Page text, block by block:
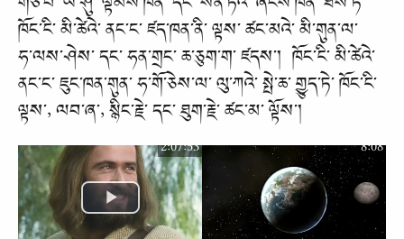
ཁོང༌ངི༌ མི༌ཚེའེ༌ ནང༌ང༌ ཛད༌ཁན༌ནི༌ ལྟས༌ ཚང༌མའེ༌ མི༌གུན༌ལ༌
ཧ༌ལས༌ཤེས༌ དང༌ ཧན༌གྲང༌ ཆ༌ཅུག༌ག༌ ཛདས༌། ཁོང༌ངི༌ མི༌ཚེའེ༌
ནང༌ང༌ ཇུང༌ཁན༌གུན༌ ཧ༌གོ༌ཅེས༌ལ༌ ལུ༌ཀའེ༌ སྤེ༌ཆ༌ གྱུད༌ཏེ༌ ཁོང༌ངི༌
ལྟས༌, ལབ༌ཞ༌, སྙིང༌རྗེ༌ དང༌ ཐུག༌རྗེ༌ ཚང༌མ༌ ལྟོས༌།
2:07:53 8:08